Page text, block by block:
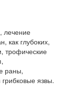
лечение
как глубоких,
трофические
раны,
язвы.